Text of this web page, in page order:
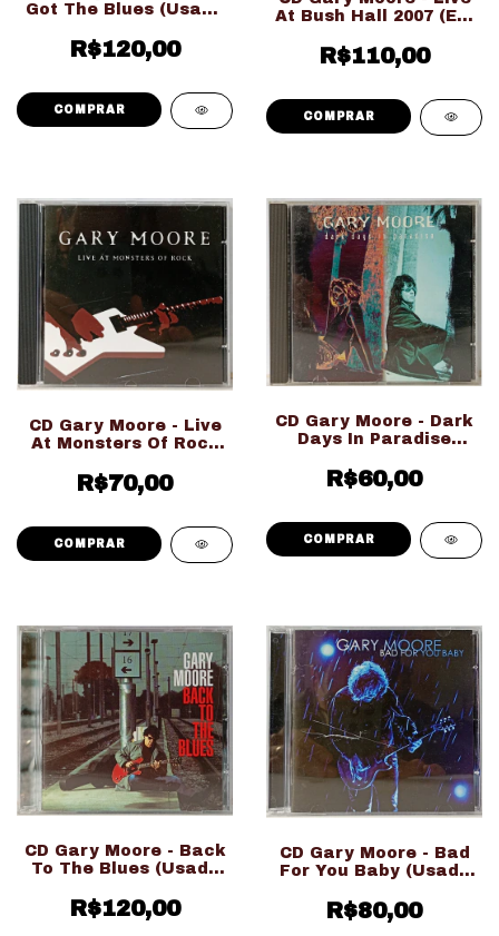
Got The Blues (Usado
R$120,00
At Bush Hall 2007 (Ed.
R$110,00
CD Gary Moore - Live
At Monsters Of Rock
R$70,00
CD Gary Moore - Dark
Days In Paradise
R$60,00
CD Gary Moore - Back
To The Blues (Usado
R$120,00
CD Gary Moore - Bad
For You Baby (Usado
R$80,00